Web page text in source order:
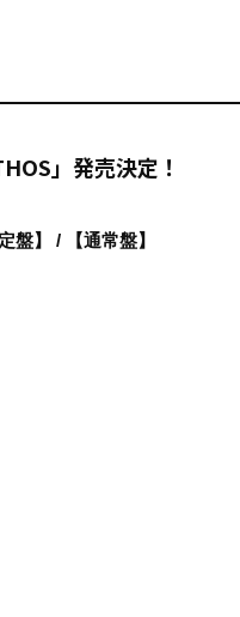
」発売決定！
盤】 / 【通常盤】